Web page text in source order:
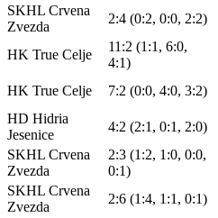
SKHL Crvena
Zvezda
2:4 (0:2, 0:0, 2:2)
HK True Celje
11:2 (1:1, 6:0,
4:1)
HK True Celje 7:2 (0:0, 4:0, 3:2)
HD Hidria
Jesenice
4:2 (2:1, 0:1, 2:0)
SKHL Crvena
Zvezda
2:3 (1:2, 1:0, 0:0,
0:1)
SKHL Crvena
Zvezda
2:6 (1:4, 1:1, 0:1)